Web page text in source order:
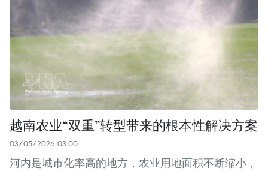
越南农业“双重”转型带来的根本性解决方案
03/05/2026 03:00
河内是城市化率高的地方，农业用地面积不断缩小，